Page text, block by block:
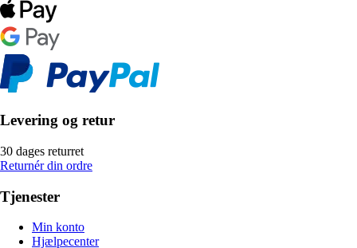
Levering og retur
30 dages returret
Returnér din ordre
Tjenester
Min konto
Hjælpecenter